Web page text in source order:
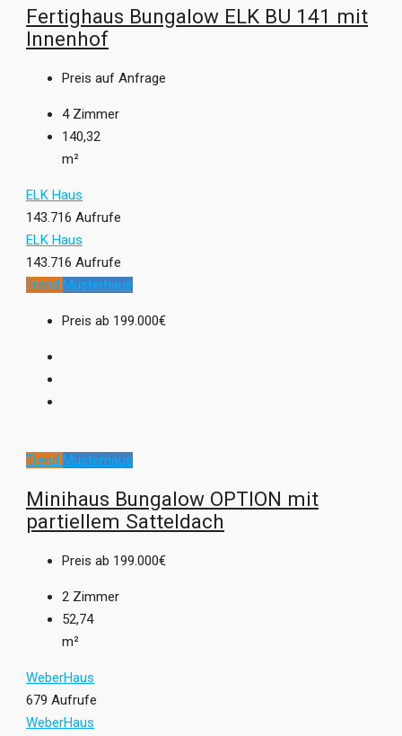
Fertighaus Bungalow ELK BU 141 mit
Innenhof
Preis auf Anfrage
4 Zimmer
140,32
m²
ELK Haus
143.716 Aufrufe
ELK Haus
143.716 Aufrufe
Trend Musterhaus
Preis ab 199.000€
Trend Musterhaus
Minihaus Bungalow OPTION mit
partiellem Satteldach
Preis ab 199.000€
2 Zimmer
52,74
m²
WeberHaus
679 Aufrufe
WeberHaus